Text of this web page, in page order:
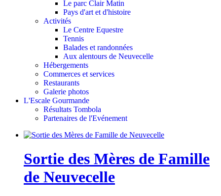
Le parc Clair Matin
Pays d'art et d'histoire
Activités
Le Centre Equestre
Tennis
Balades et randonnées
Aux alentours de Neuvecelle
Hébergements
Commerces et services
Restaurants
Galerie photos
L'Escale Gourmande
Résultats Tombola
Partenaires de l'Evénement
Sortie des Mères de Famille
de Neuvecelle